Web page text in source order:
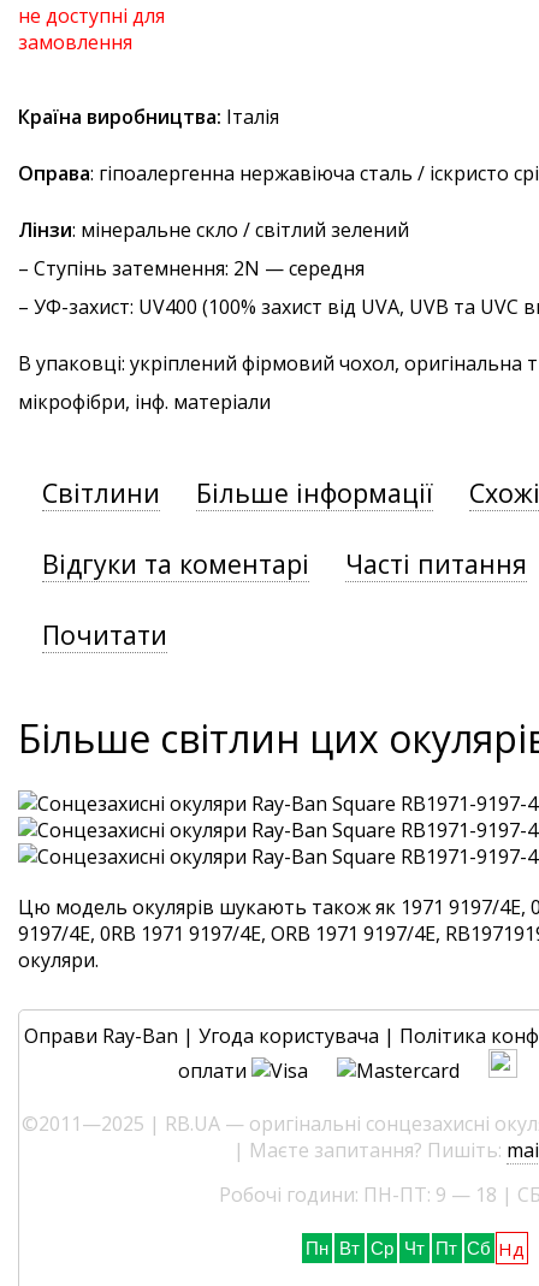
не доступні для
замовлення
Країна виробництва: Італія
Оправа: гіпоалергенна нержавіюча сталь / іскристо
Лінзи: мінеральне скло / світлий зелений
– Ступінь затемнення: 2N — середня
– УФ-захист: UV400 (100% захист від UVA, UVB та
В упаковці: укріплений фірмовий чохол, оригінальна
мікрофібри, інф. матеріали
Світлини Більше інформації
Відгуки та коментарі Часті питання
Почитати
Більше світлин цих
Цю модель окулярів шукають також як 1971 9197/4E,
9197/4E, 0RB 1971 9197/4E, ORB 1971 9197/4E,
окуляри.
Оправи Ray-Ban | Угода користувача | Політика
оплати
©2011—2025 | RB.UA — оригінальні сонцезахисні
| Маєте запитання? Пишіть:
Робочі години: ПН-ПТ: 9 — 18 |
Пн Вт Ср Чт Пт Сб Нд